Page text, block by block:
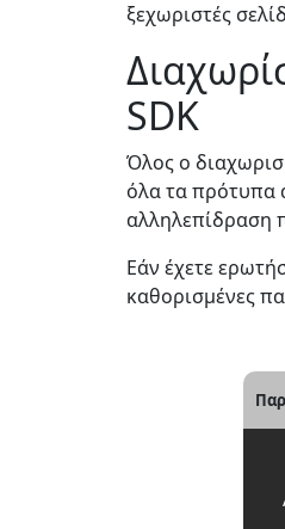
ξεχωριστές
SDK
Όλος ο
όλα τα πρότυπα
αλληλεπίδραση
Εάν έχετε
καθορισμένες